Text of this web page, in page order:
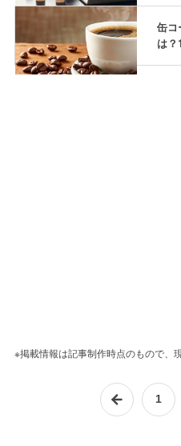
缶コ
は
※掲載情報は記事制作時点のもので、
1